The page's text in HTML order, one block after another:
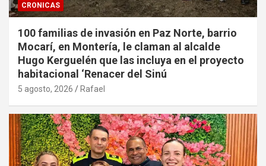
CRONICAS
100 familias de invasión en Paz Norte, barrio
Mocarí, en Montería, le claman al alcalde
Hugo Kerguelén que las incluya en el proyecto
habitacional ‘Renacer del Sinú
5 agosto, 2026 Rafael